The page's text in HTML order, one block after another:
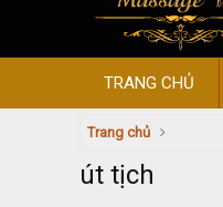
TRANG CHỦ
Trang chủ
út tịch